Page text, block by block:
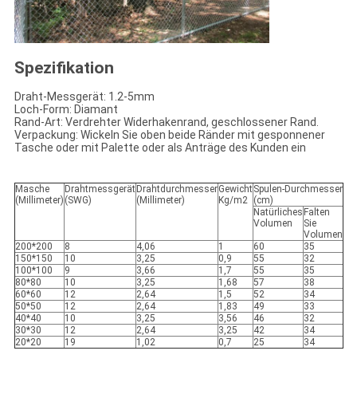
Spezifikation
Draht-Messgerät: 1.2-5mm
Loch-Form: Diamant
Rand-Art: Verdrehter Widerhakenrand, geschlossener Rand.
Verpackung: Wickeln Sie oben beide Ränder mit gesponnener
Tasche oder mit Palette oder als Anträge des Kunden ein
Masche
(Millimeter)
Drahtmessgerät
(SWG)
Drahtdurchmesser
(Millimeter)
Gewicht
Kg/m2
Spulen-Durchmesser
(cm)
Natürliches
Volumen
Falten
Sie
Volumen
200*200
8 4,06 1 60
35
150*150
10 3,25 0,9 55
32
100*100
9 3,66 1,7 55
35
80*80
10 3,25 1,68 57
38
60*60
12 2,64 1,5 52
34
50*50
12 2,64 1,83 49
33
40*40
10 3,25 3,56 46
32
30*30
12 2,64 3,25 42
34
20*20
19 1,02 0,7 25 34